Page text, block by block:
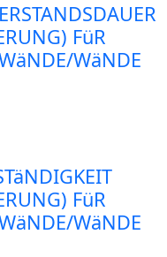
FüR
WäNDE
FüR
WäNDE